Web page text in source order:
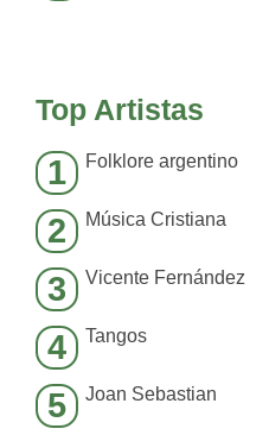
Top Artistas
1 Folklore argentino
2 Música Cristiana
3 Vicente Fernández
4 Tangos
5 Joan Sebastian